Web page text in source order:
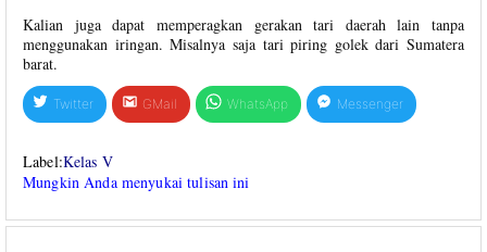
Kalian juga dapat memperagkan gerakan tari daerah lain tanpa
menggunakan iringan. Misalnya saja tari piring golek dari Sumatera
barat.
Twitter GMail WhatsApp Messenger
Label:Kelas V
Mungkin Anda menyukai tulisan ini